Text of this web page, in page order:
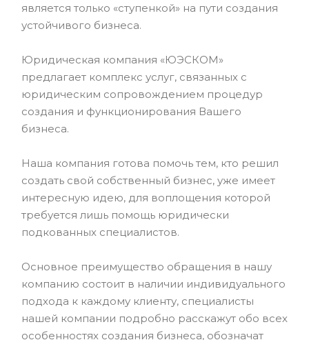
является только «ступенкой» на пути создания
устойчивого бизнеса.
Юридическая компания «ЮЭСКОМ»
предлагает комплекс услуг, связанных с
юридическим сопровождением процедур
создания и функционирования Вашего
бизнеса.
Наша компания готова помочь тем, кто решил
создать свой собственный бизнес, уже имеет
интересную идею, для воплощения которой
требуется лишь помощь юридически
подкованных специалистов.
Основное преимущество обращения в нашу
компанию состоит в наличии индивидуального
подхода к каждому клиенту, специалисты
нашей компании подробно расскажут обо всех
особенностях создания бизнеса, обозначат